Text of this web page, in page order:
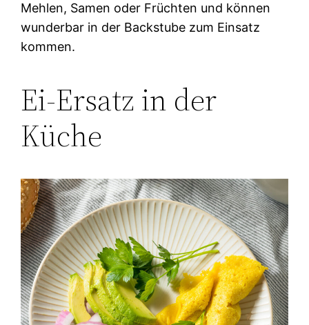
Mehlen, Samen oder Früchten und können
wunderbar in der Backstube zum Einsatz
kommen.
Ei-Ersatz in der
Küche